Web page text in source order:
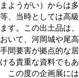
まようがい）からは
等、当時としては高
ます。この出土品は
おいて、河岡城や尾
手間要害が拠点的な
ける貴重な資料でもあ
この度の企画展に